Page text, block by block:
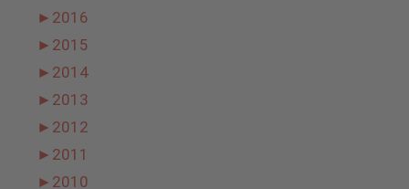
► 2016
► 2015
► 2014
► 2013
► 2012
► 2011
► 2010